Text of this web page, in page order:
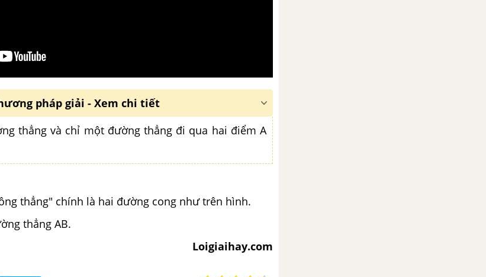
pháp giải - Xem chi tiết
thẳng và chỉ một đường thẳng đi qua hai điểm A
thẳng" chính là hai đường cong như trên hình.
thẳng AB.
Loigiaihay.com